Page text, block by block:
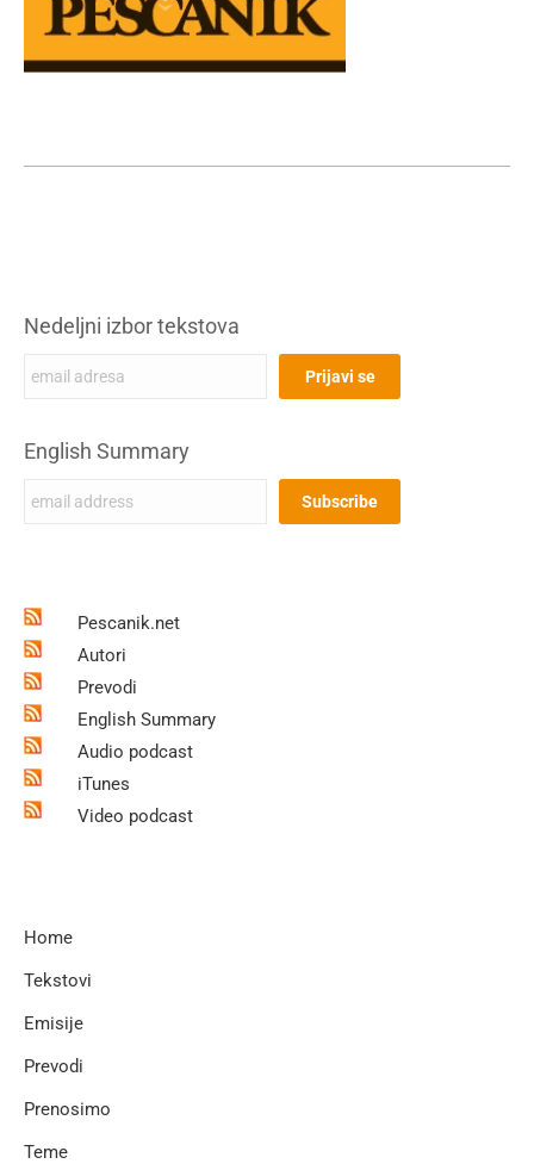
Nedeljni izbor tekstova
English Summary
Pescanik.net
Autori
Prevodi
English Summary
Audio podcast
iTunes
Video podcast
Home
Tekstovi
Emisije
Prevodi
Prenosimo
Teme